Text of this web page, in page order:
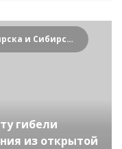
Криминальные новости Новосибирска и Сибирского региона
гибели
из открытой